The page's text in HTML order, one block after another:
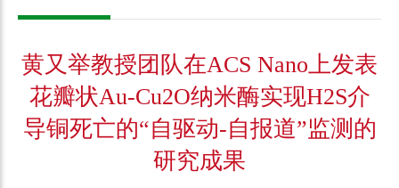
黄又举教授团队在ACS Nano上发表
花瓣状Au-Cu2O纳米酶实现H2S介
导铜死亡的“自驱动-自报道”监测的
研究成果